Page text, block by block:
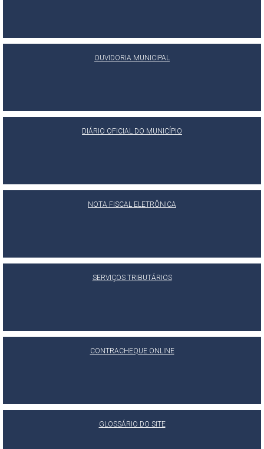
OUVIDORIA MUNICIPAL
DIÁRIO OFICIAL DO MUNICÍPIO
NOTA FISCAL ELETRÔNICA
SERVIÇOS TRIBUTÁRIOS
CONTRACHEQUE ONLINE
GLOSSÁRIO DO SITE